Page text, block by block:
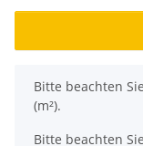
x
Bitte beachten
(m²).
Bitte beachten